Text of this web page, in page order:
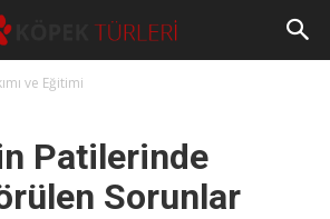
ve Eğitimi
Patilerinde
Sorunlar